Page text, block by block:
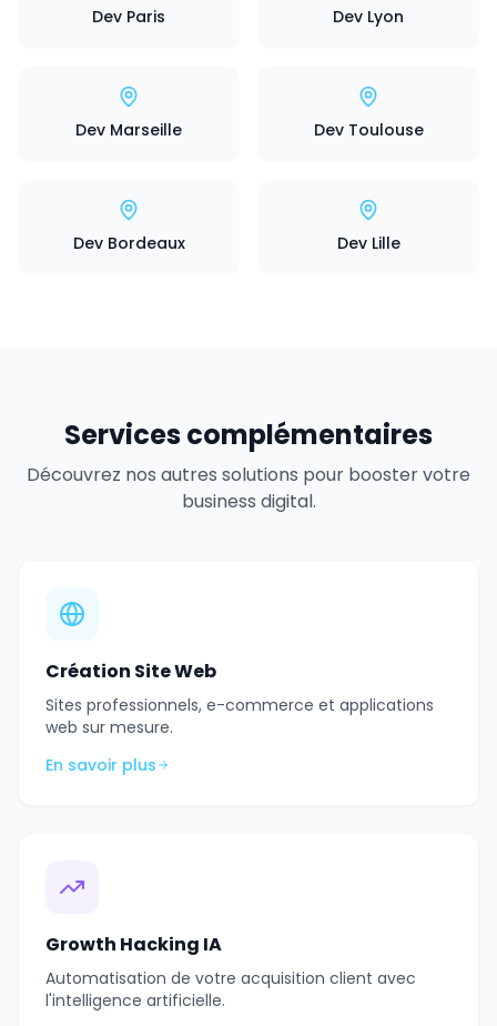
Dev Paris Dev Lyon
Dev Marseille Dev Toulouse
Dev Bordeaux Dev Lille
Services complémentaires
Découvrez nos autres solutions pour booster votre
business digital.
Création Site Web
Sites professionnels, e-commerce et applications
web sur mesure.
En savoir plus
Growth Hacking IA
Automatisation de votre acquisition client avec
l'intelligence artificielle.